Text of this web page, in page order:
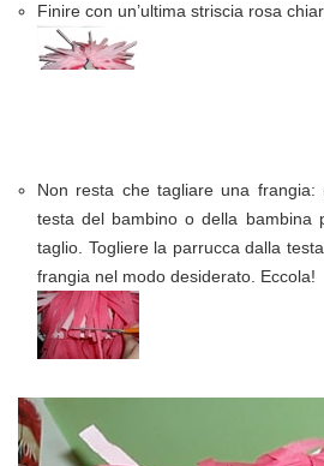
Finire con un’ultima striscia rosa
Non resta che tagliare una frangia:
testa del bambino o della bambina
taglio. Togliere la parrucca dalla
frangia nel modo desiderato. Eccola!